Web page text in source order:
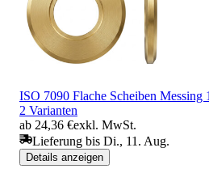
ISO 7090 Flache Scheiben
2 Varianten
ab 24,36 €exkl. MwSt.
Lieferung bis Di., 11. Aug.
Details anzeigen